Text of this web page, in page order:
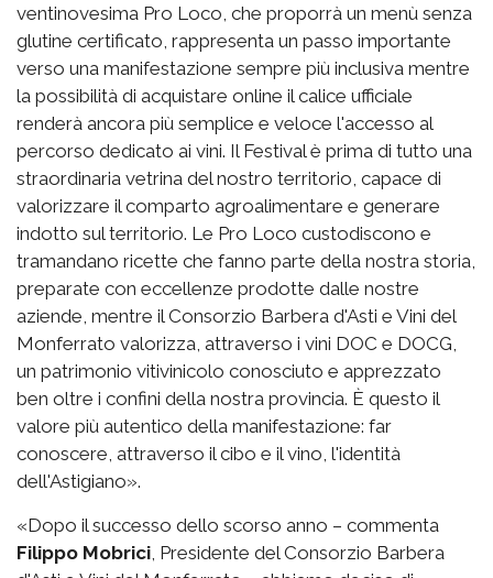
ventinovesima Pro Loco, che proporrà un menù senza
glutine certificato, rappresenta un passo importante
verso una manifestazione sempre più inclusiva mentre
la possibilità di acquistare online il calice ufficiale
renderà ancora più semplice e veloce l'accesso al
percorso dedicato ai vini. Il Festival è prima di tutto una
straordinaria vetrina del nostro territorio, capace di
valorizzare il comparto agroalimentare e generare
indotto sul territorio. Le Pro Loco custodiscono e
tramandano ricette che fanno parte della nostra storia,
preparate con eccellenze prodotte dalle nostre
aziende, mentre il Consorzio Barbera d'Asti e Vini del
Monferrato valorizza, attraverso i vini DOC e DOCG,
un patrimonio vitivinicolo conosciuto e apprezzato
ben oltre i confini della nostra provincia. È questo il
valore più autentico della manifestazione: far
conoscere, attraverso il cibo e il vino, l'identità
dell'Astigiano».
«Dopo il successo dello scorso anno – commenta
Filippo Mobrici , Presidente del Consorzio Barbera